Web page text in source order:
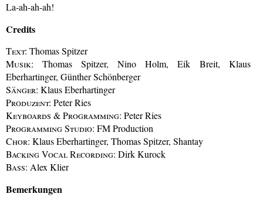
La-ah-ah-ah!
Credits
Text: Thomas Spitzer
Musik: Thomas Spitzer, Nino Holm, Eik Breit, Klaus
Eberhartinger, Günther Schönberger
Sänger: Klaus Eberhartinger
Produzent: Peter Ries
Keyboards & Programming: Peter Ries
Programming Studio: FM Production
Chor: Klaus Eberhartinger, Thomas Spitzer, Shantay
Backing Vocal Recording: Dirk Kurock
Bass: Alex Klier
Bemerkungen